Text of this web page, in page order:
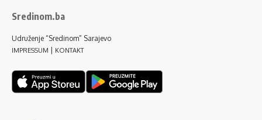
Sredinom.ba
Udruženje “Sredinom” Sarajevo
IMPRESSUM | KONTAKT